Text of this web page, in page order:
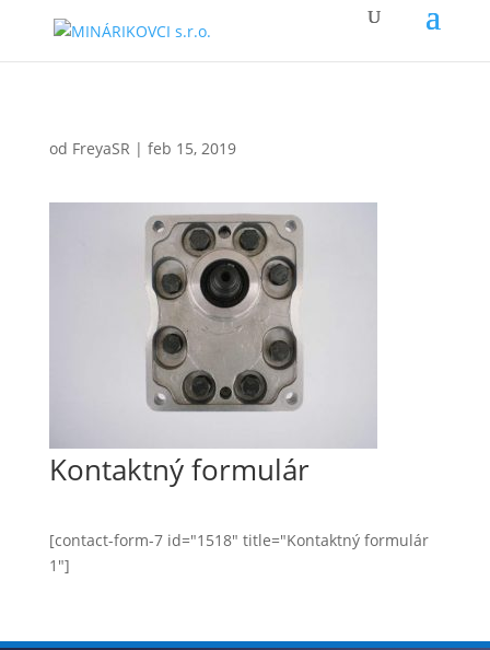
od FreyaSR | feb 15, 2019
Kontaktný formulár
[contact-form-7 id="1518" title="Kontaktný formulár
1"]